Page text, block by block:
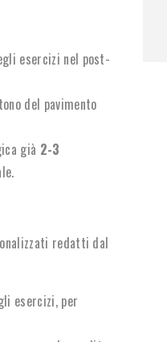
esercizi nel post-
del pavimento
già 2-3
redatti dal
esercizi, per